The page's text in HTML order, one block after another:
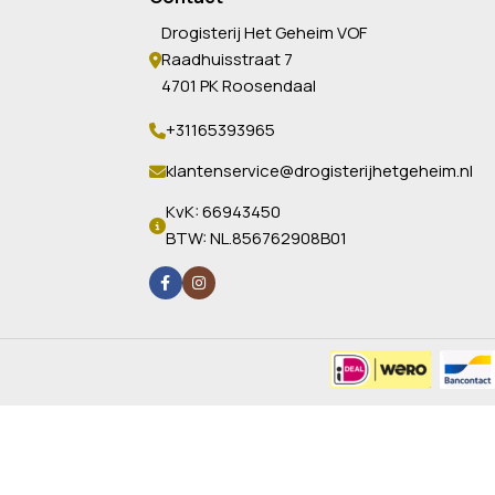
Drogisterij Het Geheim VOF
Raadhuisstraat 7
4701 PK Roosendaal
+31165393965
klantenservice@drogisterijhetgeheim.nl
KvK: 66943450
BTW: NL.856762908B01